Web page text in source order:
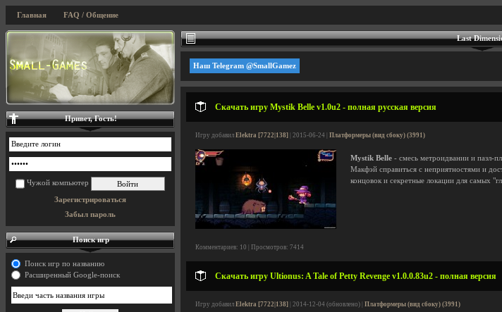
Главная FAQ / Общение
Last
Наш Telegram @SmallGamez
Скачать игру Mystik Belle v1.0u2 - полная русская версия
Игру добавил Elektra [7722|138] | 2015-06-24 | Платформеры (вид сбоку) (3991)
Mystik Belle - смесь метроидвании и пазл-
Макфэй справиться с неприятностями и
концовок и секретные локации для самых
Комментариев: 10 | Просмотров: 7414
Скачать игру Ultionus: A Tale of Petty Revenge v1.0.0.83u2 - полная версия
Игру добавил Elektra [7722|138] | 2014-12-04 (обновлено) | Платформеры (вид сбоку) (3991)
Привет, Гость!
Чужой компьютер
Зарегистрироваться
Забыл пароль
Поиск игр
Поиск игр по названию
Расширенный Google-поиск